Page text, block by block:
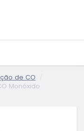
de CO
Monóxido